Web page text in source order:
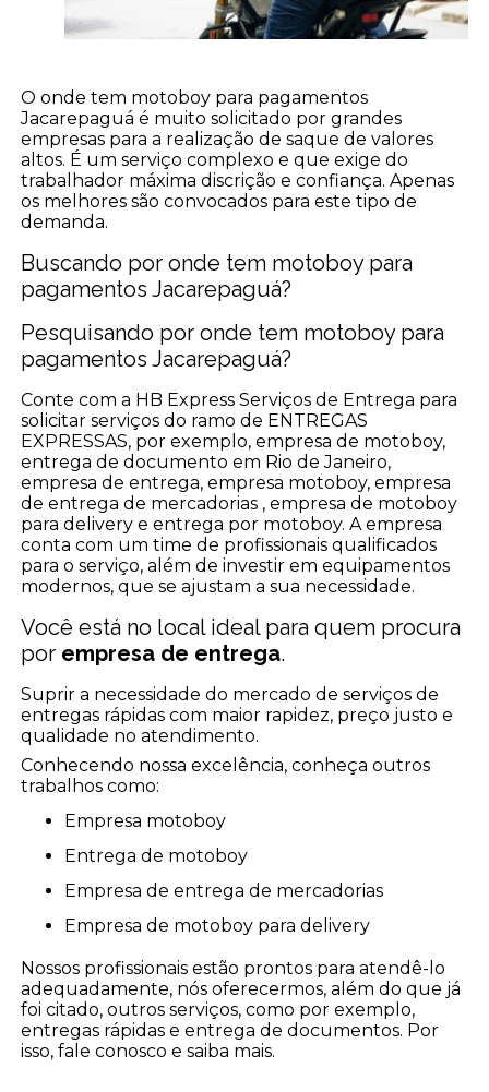
O onde tem motoboy para pagamentos
Jacarepaguá é muito solicitado por grandes
empresas para a realização de saque de valores
altos. É um serviço complexo e que exige do
trabalhador máxima discrição e confiança. Apenas
os melhores são convocados para este tipo de
demanda.
Buscando por onde tem motoboy para
pagamentos Jacarepaguá?
Pesquisando por onde tem motoboy para
pagamentos Jacarepaguá?
Conte com a HB Express Serviços de Entrega para
solicitar serviços do ramo de ENTREGAS
EXPRESSAS, por exemplo, empresa de motoboy,
entrega de documento em Rio de Janeiro,
empresa de entrega, empresa motoboy, empresa
de entrega de mercadorias , empresa de motoboy
para delivery e entrega por motoboy. A empresa
conta com um time de profissionais qualificados
para o serviço, além de investir em equipamentos
modernos, que se ajustam a sua necessidade.
Você está no local ideal para quem procura
por empresa de entrega.
Suprir a necessidade do mercado de serviços de
entregas rápidas com maior rapidez, preço justo e
qualidade no atendimento.
Conhecendo nossa excelência, conheça outros
trabalhos como:
empresa motoboy
entrega de motoboy
empresa de entrega de mercadorias
empresa de motoboy para delivery
Nossos profissionais estão prontos para atendê-lo
adequadamente, nós oferecermos, além do que já
foi citado, outros serviços, como por exemplo,
entregas rápidas e entrega de documentos. Por
isso, fale conosco e saiba mais.